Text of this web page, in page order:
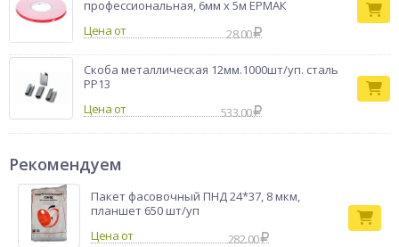
профессиональная, 6мм x 5м ЕРМАК
Цена от
28.00
Скоба металлическая 12мм.1000шт/уп. сталь
РР13
Цена от
533.00
Рекомендуем
Пакет фасовочный ПНД 24*37, 8 мкм,
планшет 650 шт/уп
282.00